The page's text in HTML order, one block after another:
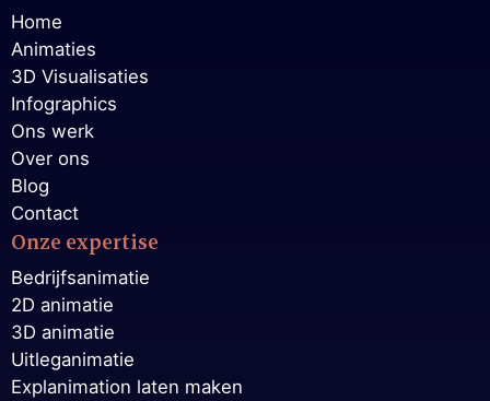
Home
Animaties
3D Visualisaties
Infographics
Ons werk
Over ons
Blog
Contact
Onze expertise
Bedrijfsanimatie
2D animatie
3D animatie
Uitleganimatie
Explanimation laten maken